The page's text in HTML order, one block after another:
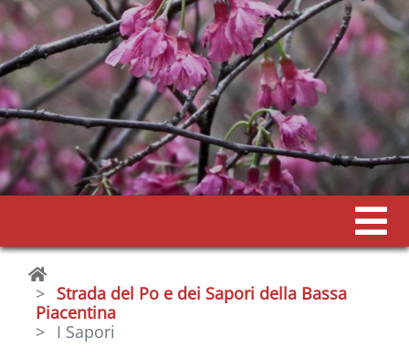
Strada del Po e dei Sapori della Bassa
Piacentina
I Sapori